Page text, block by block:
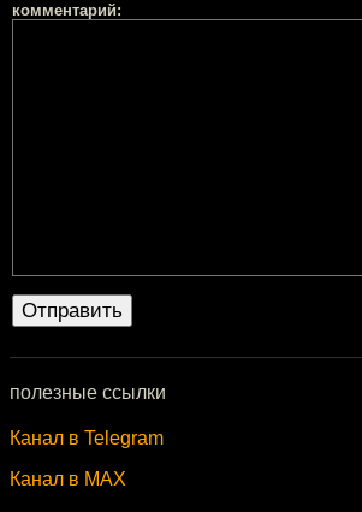
комментарий:
полезные ссылки
Канал в Telegram
Канал в MAX